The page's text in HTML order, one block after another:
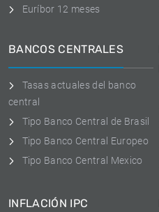
Euríbor 12 meses
BANCOS CENTRALES
Tasas actuales del banco
central
Tipo Banco Central de Brasil
Tipo Banco Central Europeo
Tipo Banco Central Mexico
INFLACIÓN IPC